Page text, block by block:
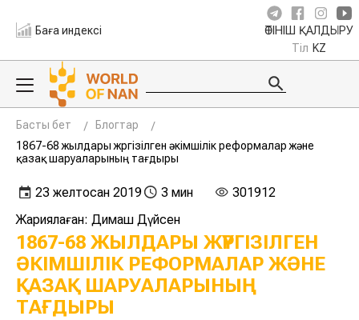
Баға индексі ӨТІНІШ ҚАЛДЫРУ
Тіл KZ
Басты бет
Блогтар
1867-68 жылдары жүргізілген әкімшілік реформалар және
қазақ шаруаларының тағдыры
23 желтоқсан 2019 3 мин
301912
Жариялаған: Димаш Дүйсен
1867-68 ЖЫЛДАРЫ ЖҮРГІЗІЛГЕН
ӘКІМШІЛІК РЕФОРМАЛАР ЖӘНЕ
ҚАЗАҚ ШАРУАЛАРЫНЫҢ
ТАҒДЫРЫ